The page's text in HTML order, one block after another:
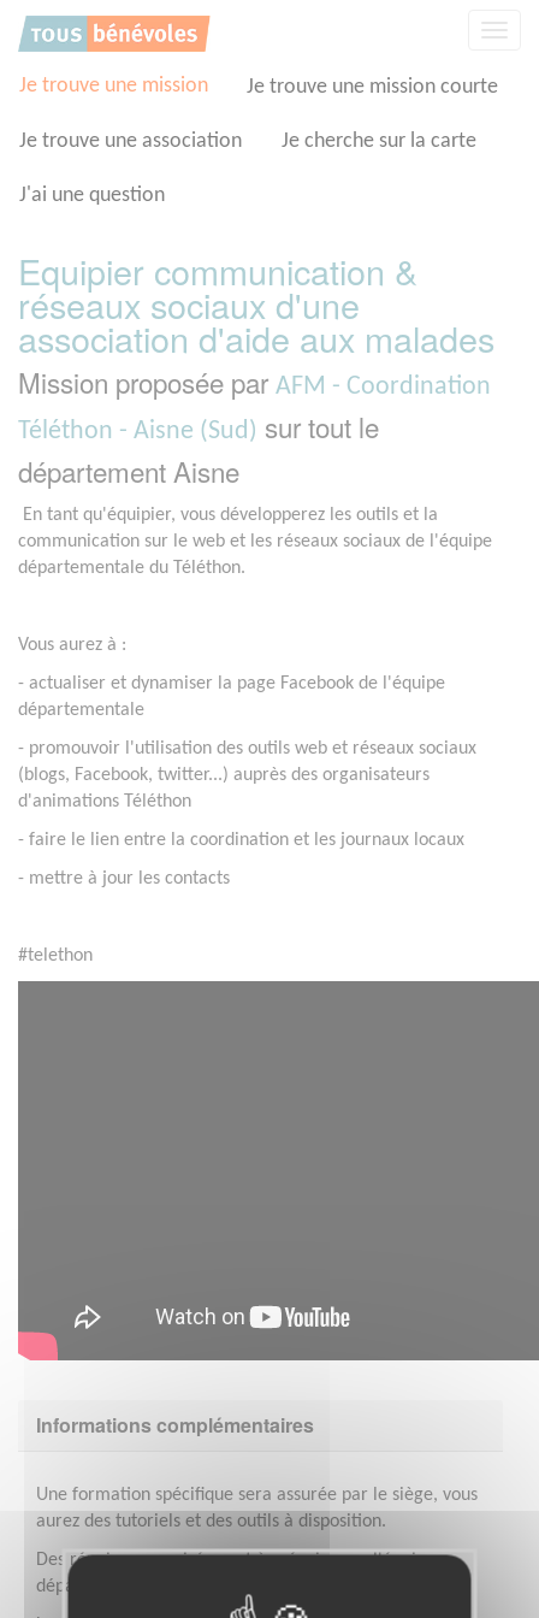
Je trouve une mission Je trouve une mission courte
Je trouve une association Je cherche sur la carte
J'ai une question
Equipier communication &
réseaux sociaux d'une
association d'aide aux malades
Mission proposée par AFM - Coordination
Téléthon - Aisne (Sud) sur tout le
département Aisne
En tant qu'équipier, vous développerez les outils et la
communication sur le web et les réseaux sociaux de l'équipe
départementale du Téléthon.
Vous aurez à :
- actualiser et dynamiser la page Facebook de l'équipe
départementale
- promouvoir l'utilisation des outils web et réseaux sociaux
(blogs, Facebook, twitter...) auprès des organisateurs
d'animations Téléthon
- faire le lien entre la coordination et les journaux locaux
- mettre à jour les contacts
#telethon
Informations complémentaires
Une formation spécifique sera assurée par le siège, vous
aurez des tutoriels et des outils à disposition.
Des réunions en soirée sont à prévoir avec l'équipe
départementale.
Panneau de gestion des cookies